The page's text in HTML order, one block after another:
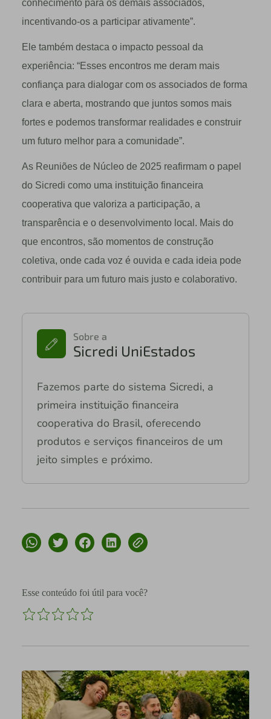
conhecimento para os demais associados,
incentivando-os a participar ativamente”.
Ele também destaca o impacto pessoal da
experiência: “Esses encontros me deram mais
confiança para dialogar com os associados de forma
clara e aberta, mostrando que juntos somos mais
fortes e podemos transformar realidades e construir
um futuro melhor para a comunidade”.
As Reuniões de Núcleo de 2025 reafirmam o papel
do Sicredi como uma instituição financeira
cooperativa que valoriza a participação, a
transparência e o desenvolvimento local. Mais do
que encontros, são momentos de construção
coletiva, onde cada voz é ouvida e cada ideia pode
contribuir para um futuro mais justo e colaborativo.
Sobre a
Sicredi UniEstados
Fazemos parte do sistema Sicredi, a
primeira instituição financeira
cooperativa do Brasil, oferecendo
produtos e serviços financeiros de um
jeito simples e próximo.
Esse conteúdo foi útil para você?